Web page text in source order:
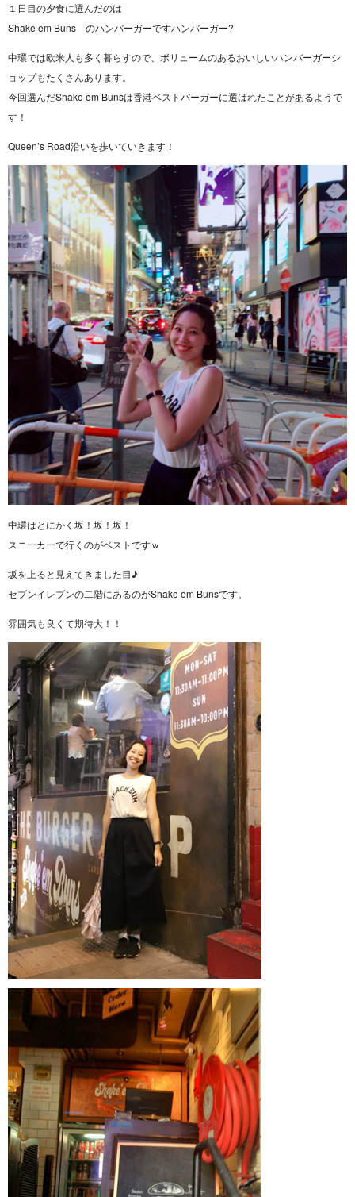
１日目の夕食に選んだのは
Shake em Buns のハンバーガーですハンバーガー?
中環では欧米人も多く暮らすので、ボリュームのあるおいしいハンバーガーシ
ョップもたくさんあります。
今回選んだShake em Bunsは香港ベストバーガーに選ばれたことがあるようで
す！
Queen’s Road沿いを歩いていきます！
中環はとにかく坂！坂！坂！
スニーカーで行くのがベストですｗ
坂を上ると見えてきました目♪
セブンイレブンの二階にあるのがShake em Bunsです。
雰囲気も良くて期待大！！